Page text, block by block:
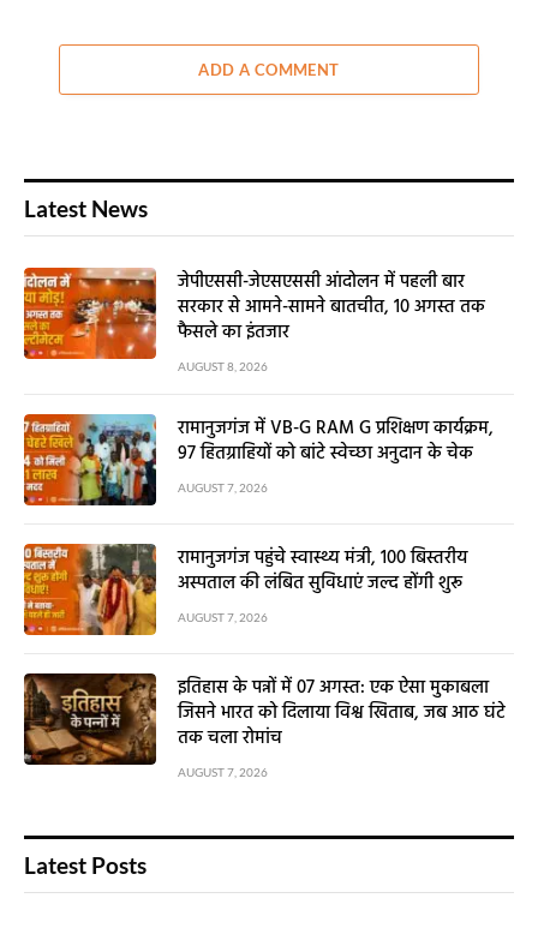
ADD A COMMENT
Latest News
जेपीएससी-जेएसएससी आंदोलन में पहली बार
सरकार से आमने-सामने बातचीत, 10 अगस्त तक
फैसले का इंतजार
AUGUST 8, 2026
रामानुजगंज में VB-G RAM G प्रशिक्षण कार्यक्रम,
97 हितग्राहियों को बांटे स्वेच्छा अनुदान के चेक
AUGUST 7, 2026
रामानुजगंज पहुंचे स्वास्थ्य मंत्री, 100 बिस्तरीय
अस्पताल की लंबित सुविधाएं जल्द होंगी शुरू
AUGUST 7, 2026
इतिहास के पन्नों में 07 अगस्त: एक ऐसा मुकाबला
जिसने भारत को दिलाया विश्व खिताब, जब आठ घंटे
तक चला रोमांच
AUGUST 7, 2026
Latest Posts